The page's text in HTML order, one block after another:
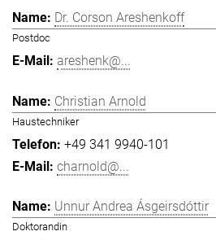
Dr. Corson Areshenkoff
Postdoc
areshenk@...
Christian Arnold
Haustechniker
+49 341 9940-101
charnold@...
Unnur Andrea Ásgeirsdóttir
Doktorandin